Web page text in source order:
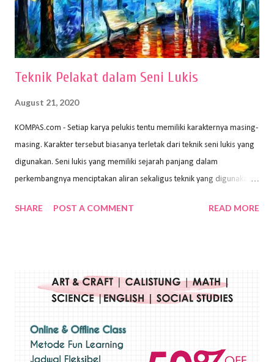
ideal digunakan untuk menggambar. Dalam menggambar
menggunakan pen...
Teknik Pelakat dalam Seni Lukis
August 21, 2020
KOMPAS.com - Setiap karya pelukis tentu memiliki karakternya masing-
masing. Karakter tersebut biasanya terletak dari teknik seni lukis yang
digunakan. Seni lukis yang memiliki sejarah panjang dalam
perkembangnya menciptakan aliran sekaligus teknik yang digunakan.
Wayan Kun Adnyana, teknik yang berbeda tentunya akan
menggunakan bahan dasar cat air, cat akrilik, atau cat minyak dengan
sapuan warna cat yang tebal. Dengan memberikan sapuan warna
pelukis untuk menghasilkan lukisan yang mempesona dan tentunya
bernilai tinggi. Ciri teknik plakat Ciri-ciri teknik plakat, yaitu: Sapuan
SHARE POST A COMMENT READ MORE